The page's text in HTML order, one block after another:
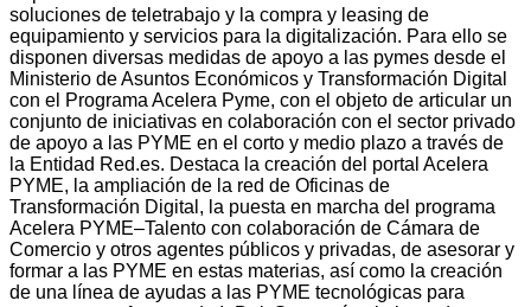
soluciones de teletrabajo y la compra y leasing de
equipamiento y servicios para la digitalización. Para ello se
disponen diversas medidas de apoyo a las pymes desde el
Ministerio de Asuntos Económicos y Transformación Digital
con el Programa Acelera Pyme, con el objeto de articular un
conjunto de iniciativas en colaboración con el sector privado
de apoyo a las PYME en el corto y medio plazo a través de
la Entidad Red.es. Destaca la creación del portal Acelera
PYME, la ampliación de la red de Oficinas de
Transformación Digital, la puesta en marcha del programa
Acelera PYME–Talento con colaboración de Cámara de
Comercio y otros agentes públicos y privadas, de asesorar y
formar a las PYME en estas materias, así como la creación
de una línea de ayudas a las PYME tecnológicas para